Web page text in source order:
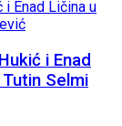
i Enad
Selmi